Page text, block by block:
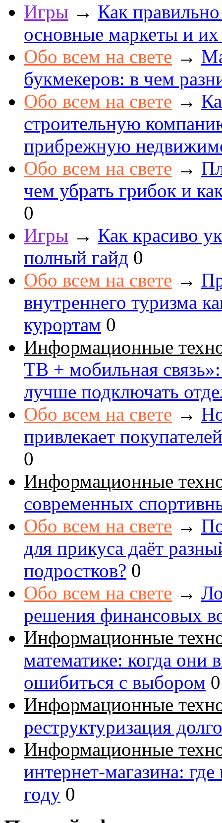
Игры → Как
основные маркеты и
Обо всем на свете →
букмекеров: в чем
Обо всем на свете →
строительную
прибрежную
Обо всем на свете →
чем убрать грибок и
0
Игры → Как красиво
полный гайд 0
Обо всем на свете →
внутреннего туризма
курортам 0
Информационные
ТВ + мобильная
лучше подключать
Обо всем на свете →
привлекает
0
Информационные
современных
Обо всем на свете →
для прикуса даёт
подростков? 0
Обо всем на свете →
решения финансовых
Информационные
математике: когда они
ошибиться с выбором 0
Информационные
реструктуризация
Информационные
интернет-магазина:
году 0